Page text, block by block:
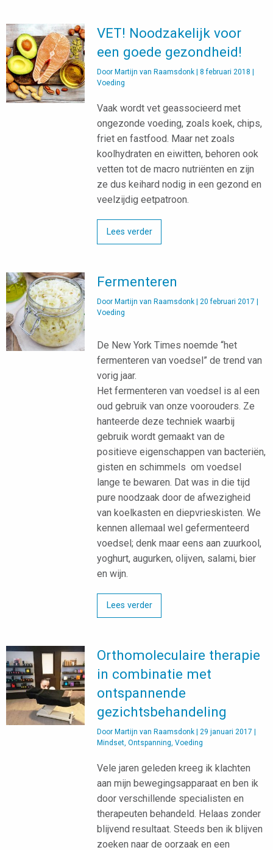
VET! Noodzakelijk voor
een goede gezondheid!
Door Martijn van Raamsdonk |8 februari 2018
Voeding
Vaak wordt vet geassocieerd met
ongezonde voeding, zoals koek, chips,
friet en fastfood. Maar net zoals
koolhydraten en eiwitten, behoren ook
vetten tot de macro nutriënten en zijn
ze dus keihard nodig in een gezond en
veelzijdig eetpatroon.
Lees verder
Fermenteren
Door Martijn van Raamsdonk |20 februari 2017
Voeding
De New York Times noemde “het
fermenteren van voedsel” de trend van
vorig jaar.
Het fermenteren van voedsel is al een
oud gebruik van onze voorouders. Ze
hanteerde deze techniek waarbij
gebruik wordt gemaakt van de
positieve eigenschappen van bacteriën,
gisten en schimmels om voedsel
lange te bewaren. Dat was in die tijd
pure noodzaak door de afwezigheid
van koelkasten en diepvrieskisten. We
kennen allemaal wel gefermenteerd
voedsel; denk maar eens aan zuurkool,
yoghurt, augurken, olijven, salami, bier
en wijn.
Lees verder
Orthomoleculaire therapie
in combinatie met
ontspannende
gezichtsbehandeling
Door Martijn van Raamsdonk |29 januari 2017
Mindset,Ontspanning,Voeding
Vele jaren geleden kreeg ik klachten
aan mijn bewegingsapparaat en ben ik
door verschillende specialisten en
therapeuten behandeld. Helaas zonder
blijvend resultaat. Steeds ben ik blijven
zoeken naar de oorzaak en een